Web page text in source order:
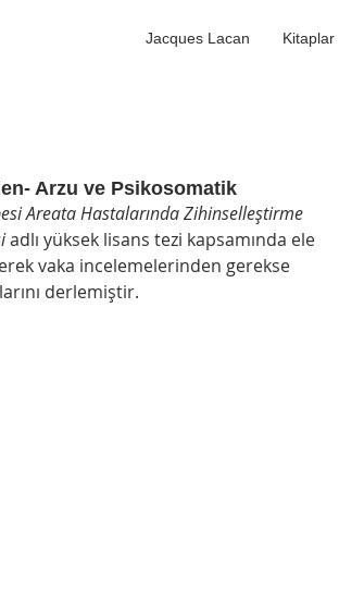
Jacques Lacan Kitaplar
Arzu ve Psikosomatik
Areata Hastalarında Zihinselleştirme
adlı yüksek lisans tezi kapsamında ele
vaka incelemelerinden gerekse
derlemiştir.